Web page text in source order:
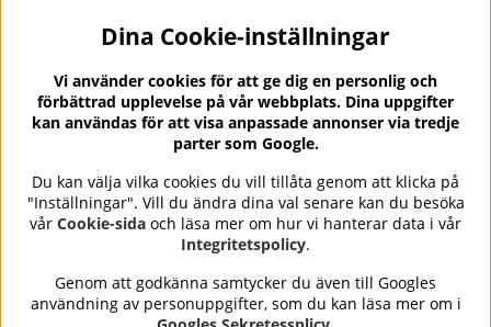
Nyhetsbrev?
I vårt nyhetsbrev får du ta del av nyheter och
erbjudanden.
Se våra omdömen på⭐ Trustpilot
Nails Body and Beautyerbjuder professionell hudvård,
Dina Cookie-inställningar
Vi använder cookies för att ge dig en personlig och
förbättrad upplevelse på vår webbplats. Dina uppgifter
kan användas för att visa anpassade annonser via tredje
parter som Google.
Du kan välja vilka cookies du vill tillåta genom att klicka på
"Inställningar". Vill du ändra dina val senare kan du besöka
vår Cookie-sida och läsa mer om hur vi hanterar data i vår
Integritetspolicy.
Genom att godkänna samtycker du även till Googles
användning av personuppgifter, som du kan läsa mer om i